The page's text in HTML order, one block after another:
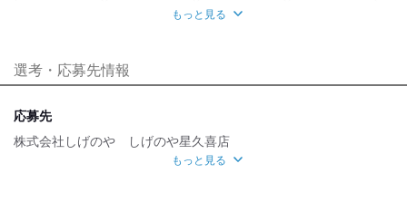
外国人・留学生 学歴不問
職場環境
研修制度
もっと見る
選考・応募先情報
応募先
株式会社しげのや しげのや星久喜店
もっと見る